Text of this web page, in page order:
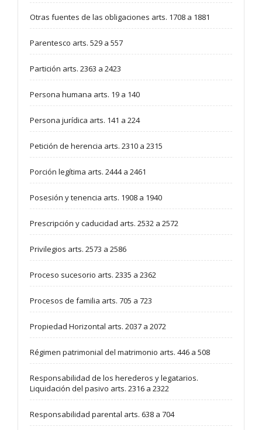
Otras fuentes de las obligaciones arts. 1708 a 1881
Parentesco arts. 529 a 557
Partición arts. 2363 a 2423
Persona humana arts. 19 a 140
Persona jurídica arts. 141 a 224
Petición de herencia arts. 2310 a 2315
Porción legítima arts. 2444 a 2461
Posesión y tenencia arts. 1908 a 1940
Prescripción y caducidad arts. 2532 a 2572
Privilegios arts. 2573 a 2586
Proceso sucesorio arts. 2335 a 2362
Procesos de familia arts. 705 a 723
Propiedad Horizontal arts. 2037 a 2072
Régimen patrimonial del matrimonio arts. 446 a 508
Responsabilidad de los herederos y legatarios.
Liquidación del pasivo arts. 2316 a 2322
Responsabilidad parental arts. 638 a 704